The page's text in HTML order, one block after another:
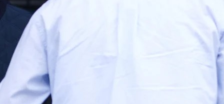
TRANSFER
18:51, 09.01.2026
Neočekivani odlazak sa Grbavice:
Najbolji igrač Želje napušta Plave!?
Autor:
Redakcija
18:51, 09.01.2026